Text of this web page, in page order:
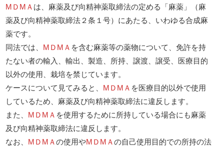
МＤМＡ は、麻薬及び向精神薬取締法の定める「麻薬」（麻
薬及び向精神薬取締法２条１号）にあたる、いわゆる合成麻
薬です。
同法では、 МＤМＡ を含む麻薬等の薬物について、免許を持
たない者の輸入、輸出、製造、所持、譲渡、譲受、医療目的
以外の使用、栽培を禁じています。
ケースについて見てみると、 МＤМＡ を医療目的以外で使用
しているため、麻薬及び向精神薬取締法に違反します。
また、 МＤМＡ を使用するために所持している場合にも麻薬
及び向精神薬取締法に違反します。
なお、 МＤМＡの使用やМＤМＡの自己使用目的での所持の法